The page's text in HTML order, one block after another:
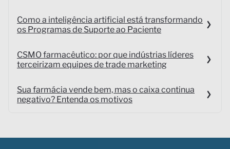
Como a inteligência artificial está transformando
os Programas de Suporte ao Paciente
CSMO farmacêutico: por que indústrias líderes
terceirizam equipes de trade marketing
Sua farmácia vende bem, mas o caixa continua
negativo? Entenda os motivos